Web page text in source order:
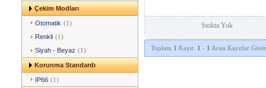
Çekim Modları
Otomatik (1)
Renkli (1)
Siyah - Beyaz (1)
Korunma Standardı
IP66 (1)
Megapiksel
Diğer
Stokta Yok
Toplam 1 Kayıt 1 - 1 Arası Kayıtlar